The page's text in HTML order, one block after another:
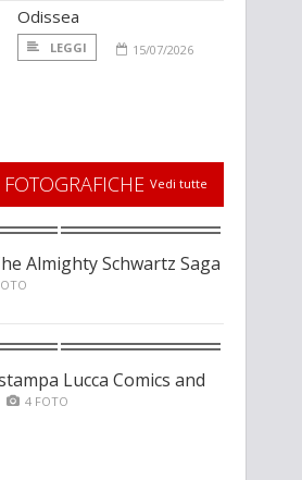
Odissea
LEGGI 15/07/2026
Vedi tutte
Almighty Schwartz Saga
Lucca Comics and
4 FOTO